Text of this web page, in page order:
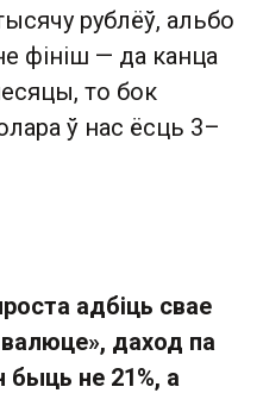
рублёў, альбо
фініш — да канца
то бок
ў нас ёсць 3–
адбіць свае
даход па
быць не 21%, а